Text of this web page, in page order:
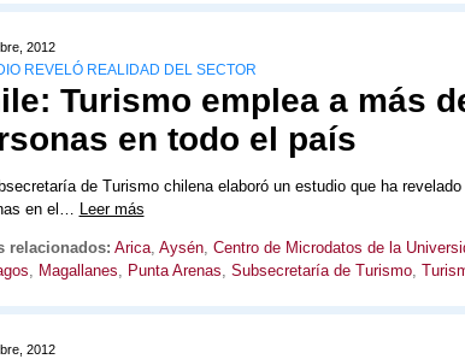
2012
REVELÓ REALIDAD DEL SECTOR
Turismo emplea a más
en todo el país
de Turismo chilena elaboró un estudio que ha
en el… Leer más
relacionados: Arica, Aysén, Centro de Microdatos de la
Magallanes Punta Arenas Subsecretaría de Turismo,
2012